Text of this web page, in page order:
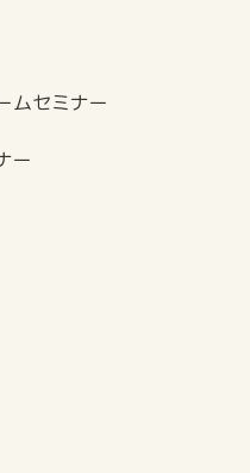
ムセミナー
ー